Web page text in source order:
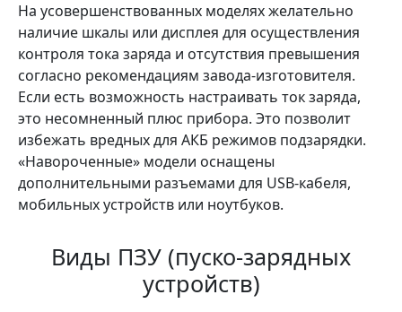
На усовершенствованных моделях желательно
наличие шкалы или дисплея для осуществления
контроля тока заряда и отсутствия превышения
согласно рекомендациям завода-изготовителя.
Если есть возможность настраивать ток заряда,
это несомненный плюс прибора. Это позволит
избежать вредных для АКБ режимов подзарядки.
«Навороченные» модели оснащены
дополнительными разъемами для USB-кабеля,
мобильных устройств или ноутбуков.
Виды ПЗУ (пуско-зарядных
устройств)